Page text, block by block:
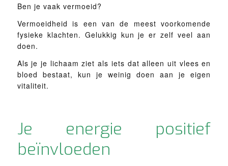
Ben je vaak vermoeid?
Vermoeidheid is een van de meest voorkomende
fysieke klachten. Gelukkig kun je er zelf veel aan
doen.
Als je je lichaam ziet als iets dat alleen uit vlees en
bloed bestaat, kun je weinig doen aan je eigen
vitaliteit.
Je energie positief
beïnvloeden